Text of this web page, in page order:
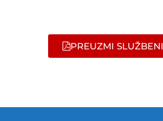
PREUZMI